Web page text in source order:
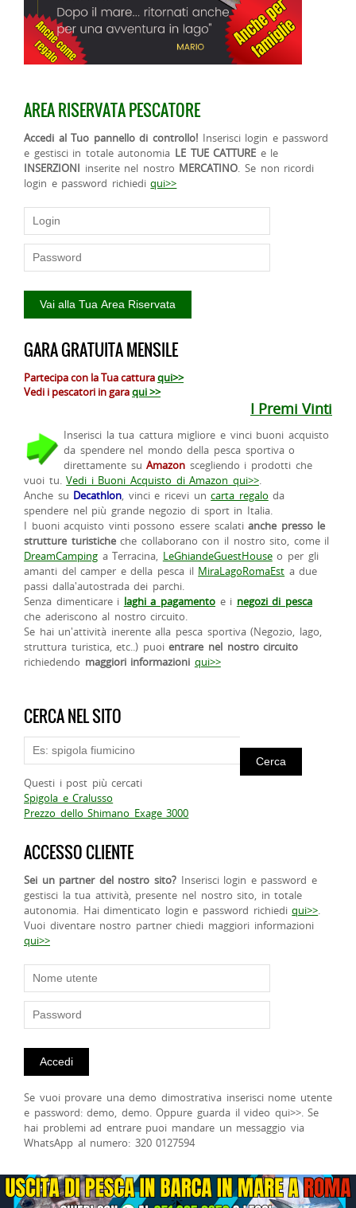
AREA RISERVATA PESCATORE
Accedi al Tuo pannello di controllo! Inserisci login e password
e gestisci in totale autonomia LE TUE CATTURE e le
INSERZIONI inserite nel nostro MERCATINO. Se non ricordi
login e password richiediqui>>
GARA GRATUITA MENSILE
Partecipa con la Tua catturaqui>>
Vedi i pescatori in garaqui >>
I Premi Vinti
Inserisci la tua cattura migliore e vinci buoni acquisto
da spendere nel mondo della pesca sportiva o
direttamente suAmazon scegliendo i prodotti che
vuoi tu.Vedi i Buoni Acquisto di Amazon qui>>.
Anche su Decathlon, vinci e ricevi uncarta regalo da
spendere nel più grande negozio di sport in Italia.
I buoni acquisto vinti possono essere scalatianche presso le
strutture turisticheche collaborano con il nostro sito, come il
DreamCamping a Terracina, LeGhiandeGuestHouseo per gli
amanti del camper e della pesca il MiraLagoRomaEst a due
passi dalla'autostrada dei parchi.
Senza dimenticare i laghi a pagamento e i negozi di pesca
che aderiscono al nostro circuito.
Se hai un'attività inerente alla pesca sportiva (Negozio, lago,
struttura turistica, etc..) puoientrare nel nostro circuito
richiedendo maggiori informazioni qui>>
CERCA NEL SITO
Questi i post più cercati
Spigola e Cralusso
Prezzo dello Shimano Exage 3000
ACCESSO CLIENTE
Sei un partner del nostro sito? Inserisci login e password e
gestisci la tua attività, presente nel nostro sito, in totale
autonomia. Hai dimenticato login e password richiediqui>>.
Vuoi diventare nostro partner chiedi maggiori informazioni
qui>>
Se vuoi provare una demo dimostrativa inserisci nome utente
e password: demo, demo. Oppure guarda il video qui>>. Se
hai problemi ad entrare puoi mandare un messaggio via
WhatsApp al numero: 320 0127594